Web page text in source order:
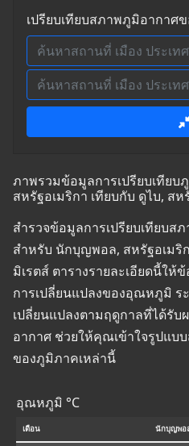
เปรียบเทียบสภาพภูมิอากาศ
ภาพรวมข้อมูลการเปรียบเทีย
สหรัฐอเมริกา เทียบกับ ดูไบ, สห
สำรวจข้อมูลการเปรียบเทียบ
สำหรับ นักบุญพอล, สหรัฐอเมริ
มิเรตส์ ตารางรายละเอียดนี้ใ
การเปลี่ยนแปลงของอุณหภูมิ
เปลี่ยนแปลงตามฤดูกาลที่ได้รับ
อากาศ ช่วยให้คุณเข้าใจรูปแบ
ของภูมิภาคเหล่านี้
อุณหภูมิ °C
เดือน นักบุญพอ